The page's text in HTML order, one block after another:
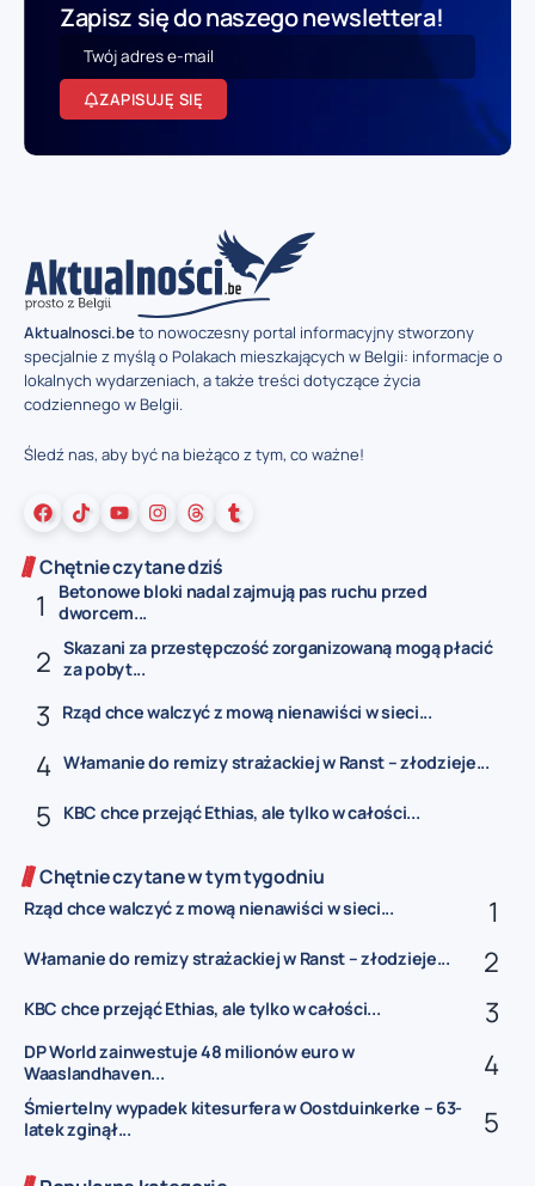
Zapisz się do naszego newslettera!
ZAPISUJĘ SIĘ
Aktualnosci.beto nowoczesny portal informacyjny stworzony
specjalnie z myślą o Polakach mieszkających w Belgii: informacje o
lokalnych wydarzeniach, a także treści dotyczące życia
codziennego w Belgii.
Śledź nas, aby być na bieżąco z tym, co ważne!
Chętnie czytane dziś
Betonowe bloki nadal zajmują pas ruchu przed
dworcem...
Skazani za przestępczość zorganizowaną mogą płacić
za pobyt...
Rząd chce walczyć z mową nienawiści w sieci...
Włamanie do remizy strażackiej w Ranst – złodzieje...
KBC chce przejąć Ethias, ale tylko w całości...
Chętnie czytane w tym tygodniu
Rząd chce walczyć z mową nienawiści w sieci...
Włamanie do remizy strażackiej w Ranst – złodzieje...
KBC chce przejąć Ethias, ale tylko w całości...
DP World zainwestuje 48 milionów euro w
Waaslandhaven...
Śmiertelny wypadek kitesurfera w Oostduinkerke – 63-
latek zginął...